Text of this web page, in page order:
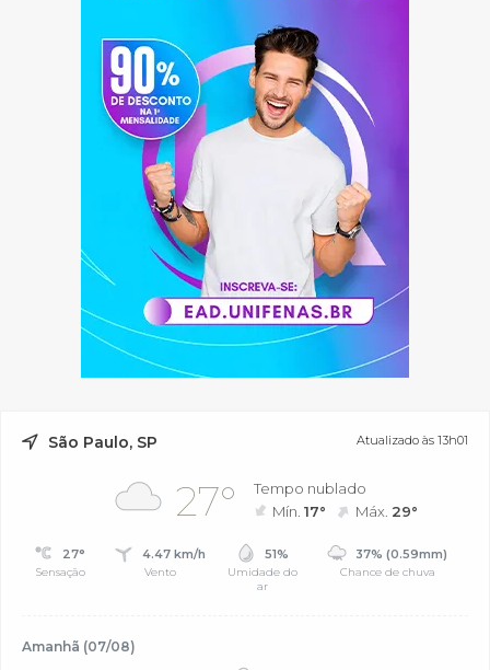
São Paulo, SP Atualizado às 13h01
27°
Tempo nublado
Mín.17° Máx. 29°
27°
Sensação
4.47 km/h
Vento
51%
Umidade do
ar
37% (0.59mm)
Chance de chuva
Amanhã (07/08)